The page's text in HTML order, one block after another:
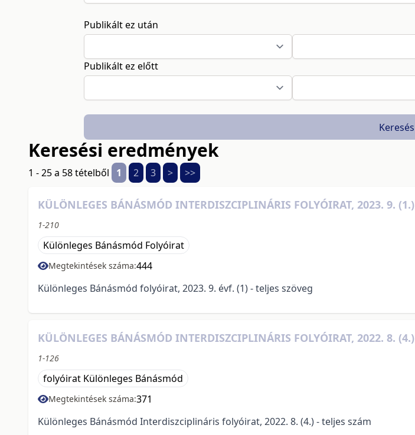
Publikált ez után
Publikált ez előtt
Keresés
Keresési eredmények
1 - 25 a 58 tételből 1 2 3 > >>
KÜLÖNLEGES BÁNÁSMÓD INTERDISZCIPLINÁRIS FOLYÓIRAT, 2023. 9. (1.)
1-210
Különleges Bánásmód Folyóirat
Megtekintések száma:444
Különleges Bánásmód folyóirat, 2023. 9. évf. (1) - teljes szöveg
KÜLÖNLEGES BÁNÁSMÓD INTERDISZCIPLINÁRIS FOLYÓIRAT, 2022. 8. (4.)
1-126
folyóirat Különleges Bánásmód
Megtekintések száma:371
Különleges Bánásmód Interdiszciplináris folyóirat, 2022. 8. (4.) - teljes szám